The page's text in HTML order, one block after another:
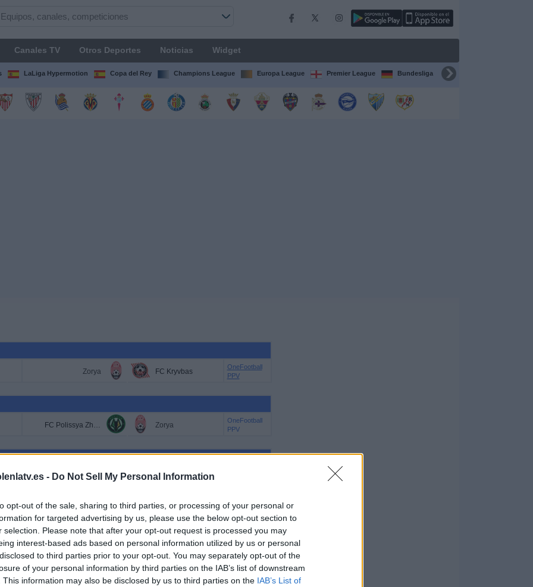
- Do Not Sell My Personal Information
opt-out of the sale, sharing to third parties, or processing of your personal or
for targeted advertising by us, please use the below opt-out section to
selection. Please note that after your opt-out request is processed you may
interest-based ads based on personal information utilized by us or personal
to third parties prior to your opt-out. You may separately opt-out of the
of your personal information by third parties on the IAB’s list of downstream
This information may also be disclosed by us to third parties on the IAB’s List of
Canales TV Otros Deportes Noticias Widget
LaLiga Hypermotion Copa del Rey Champions League Europa League Premier League Bundesliga Supercopa de España
Zorya FC Kryvbas
OneFootball
PPV
FC Polissya Zhytomyr Zorya
OneFootball
PPV
Zorya Metalist 1925 Kharkiv
TELEVISIÓN EN ESPAÑA
los datos estadísticos de cuándo y dónde se televisan los partidos deFútboldel
dar los siguientes datos: